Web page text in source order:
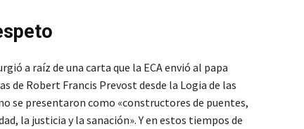
a raíz de una carta que la ECA envió al papa
de Robert Francis Prevost desde la Logia de las
se presentaron como «constructores de puentes,
la justicia y la sanación». Y en estos tiempos de